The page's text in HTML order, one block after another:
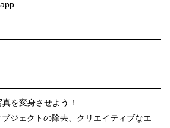
を変身させよう！
ジェクトの除去、クリエイティブなエ